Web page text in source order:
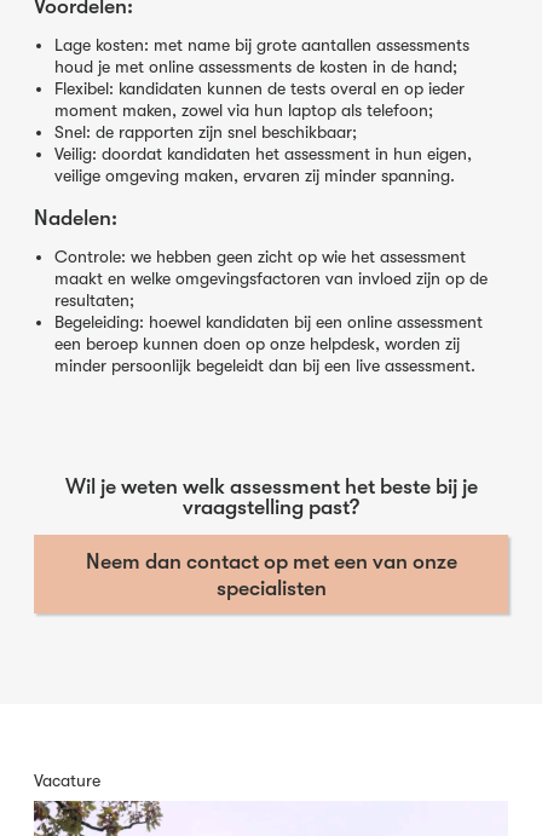
Voordelen:
Lage kosten: met name bij grote aantallen assessments
houd je met online assessments de kosten in de hand;
Flexibel: kandidaten kunnen de tests overal en op ieder
moment maken, zowel via hun laptop als telefoon;
Snel: de rapporten zijn snel beschikbaar;
Veilig: doordat kandidaten het assessment in hun eigen,
veilige omgeving maken, ervaren zij minder spanning.
Nadelen:
Controle: we hebben geen zicht op wie het assessment
maakt en welke omgevingsfactoren van invloed zijn op de
resultaten;
Begeleiding: hoewel kandidaten bij een online assessment
een beroep kunnen doen op onze helpdesk, worden zij
minder persoonlijk begeleidt dan bij een live assessment.
Wil je weten welk assessment het beste bij je
vraagstelling past?
Neem dan contact op met een van onze
specialisten
Vacature